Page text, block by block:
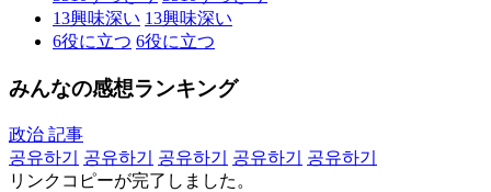
13興味深い 13興味深い
6役に立つ 6役に立つ
みんなの感想ランキング
政治 記事
공유하기
공유하기 공유하기 공유하기
공유하기
リンクコピーが完了しました。